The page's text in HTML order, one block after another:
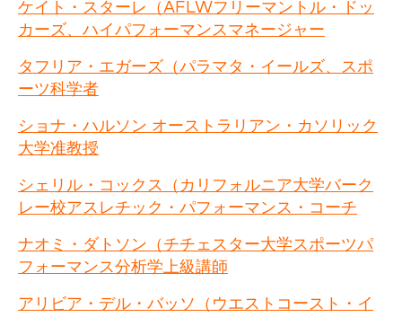
ケイト・スターレ（AFLWフリーマントル・ドッ
カーズ、ハイパフォーマンスマネージャー
タフリア・エガーズ（パラマタ・イールズ、スポ
ーツ科学者
ショナ・ハルソン オーストラリアン・カソリック
大学准教授
シェリル・コックス（カリフォルニア大学バーク
レー校アスレチック・パフォーマンス・コーチ
ナオミ・ダトソン（チチェスター大学スポーツパ
フォーマンス分析学上級講師
アリビア・デル・バッソ（ウエストコースト・イ